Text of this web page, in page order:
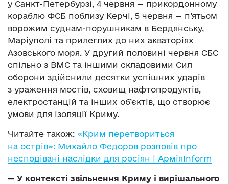
у Санкт-Петербурзі, 4 червня — прикордонному
кораблю ФСБ поблизу Керчі, 5 червня — п’ятьом
ворожим суднам-порушникам в Бердянську,
Маріуполі та прилеглих до них акваторіях
Азовського моря. У другий половині червня СБС
спільно з ВМС та іншими складовими Сил
оборони здійснили десятки успішних ударів
з ураження мостів, сховищ нафтопродуктів,
електростанцій та інших об’єктів, що створює
умови для ізоляції Криму.
Читайте також: «Крим перетвориться
на острів»: Михайло Федоров розповів про
несподівані наслідки для росіян | АрміяInform
— У контексті звільнення Криму і вирішального